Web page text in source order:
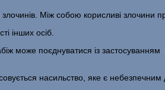
злочинів. Між собою корисливі
інших осіб.
може поєднуватися із
насильство, яке є небез­печним